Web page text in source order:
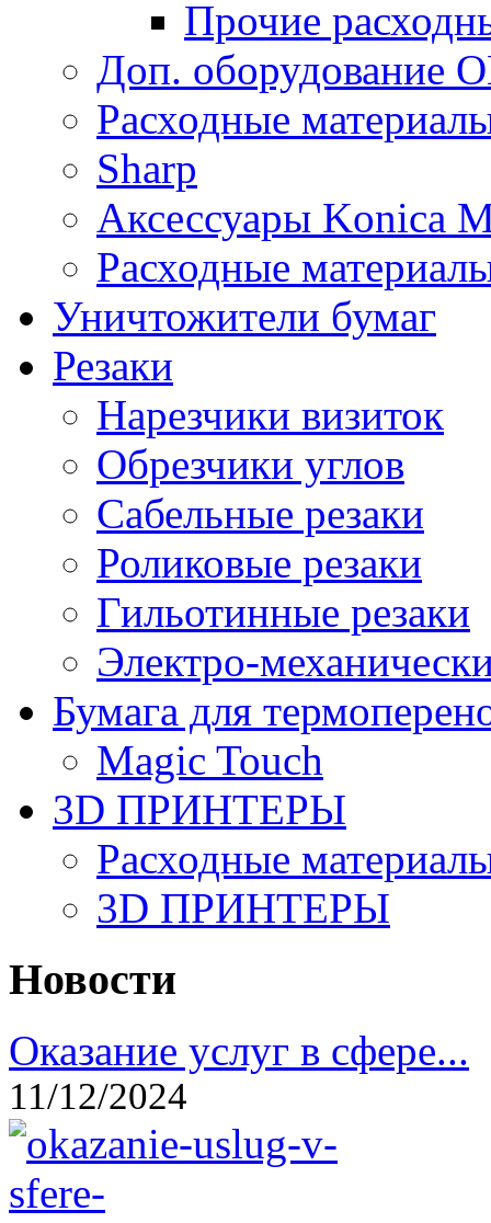
Прочие
Доп. оборудование
Расходные
Sharp
Аксессуары Konica
Расходные
Уничтожители бумаг
Резаки
Нарезчики визиток
Обрезчики углов
Сабельные резаки
Роликовые резаки
Гильотинные резаки
Электро-
Бумага для
Magic Touch
3D ПРИНТЕРЫ
Расходные
3D ПРИНТЕРЫ
Новости
Оказание услуг в сфере...
11/12/2024